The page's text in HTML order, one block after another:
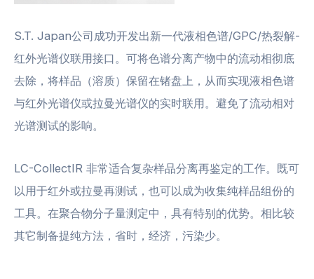
S.T. Japan公司成功开发出新一代液相色谱/GPC/热裂解-
红外光谱仪联用接口。可将色谱分离产物中的流动相彻底
去除，将样品（溶质）保留在锗盘上，从而实现液相色谱
与红外光谱仪或拉曼光谱仪的实时联用。避免了流动相对
光谱测试的影响。
LC-CollectIR 非常适合复杂样品分离再鉴定的工作。既可
以用于红外或拉曼再测试，也可以成为收集纯样品组份的
工具。在聚合物分子量测定中，具有特别的优势。相比较
其它制备提纯方法，省时，经济，污染少。